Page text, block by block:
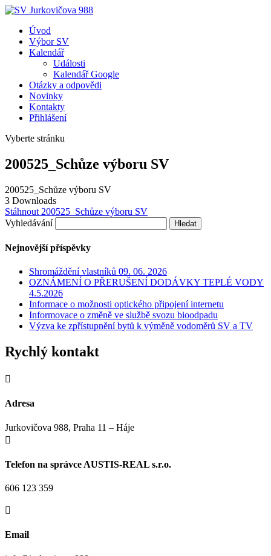
Úvod
Výbor SV
Kalendář
Události
Kalendář Google
Otázky a odpovědi
Novinky
Kontakty
Přihlášení
Vyberte stránku
200525_Schůze výboru SV
200525_Schůze výboru SV
3 Downloads
Stáhnout 200525_Schůze výboru SV
Vyhledávání
Nejnovější příspěvky
Shromáždění vlastníků 09. 06. 2026
OZNÁMENÍ O PŘERUŠENÍ DODÁVKY TEPLÉ VODY
4.5.2026
Informace o možnosti optického připojení internetu
Informovace o změně ve službě svozu bioodpadu
Výzva ke zpřístupnění bytů k výměně vodoměrů SV a TV
Rychlý kontakt

Adresa
Jurkovičova 988, Praha 11 – Háje

Telefon na správce AUSTIS-REAL s.r.o.
606 123 359

Email